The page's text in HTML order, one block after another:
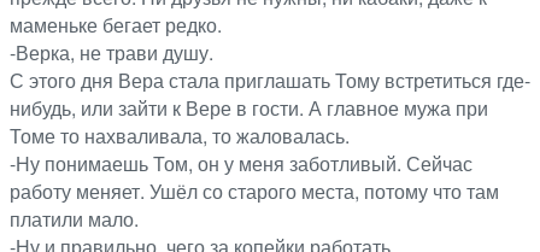
маменьке бегает редко.
-Верка, не трави душу.
С этого дня Вера стала приглашать Тому встретиться где-
нибудь, или зайти к Вере в гости. А главное мужа при
Томе то нахваливала, то жаловалась.
-Ну понимаешь Том, он у меня заботливый. Сейчас
работу меняет. Ушёл со старого места, потому что там
платили мало.
-Ну и правильно, чего за копейки работать.